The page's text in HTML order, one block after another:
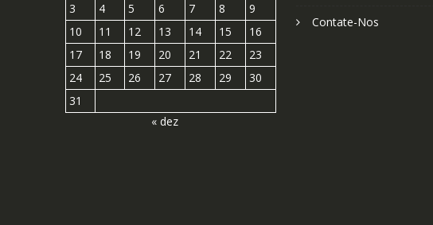
3
4 5 6 7 8
9
10
11 12 13 14 15
16
17
18 19 20 21 22
23
24
25 26 27 28 29
30
31
« dez
Contate-Nos